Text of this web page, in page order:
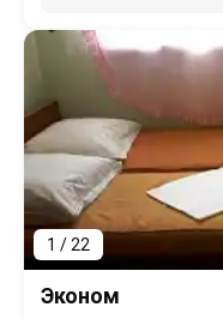
1 / 22
Эконом